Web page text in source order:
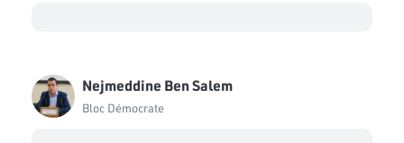
Nejmeddine Ben Salem
Bloc Démocrate